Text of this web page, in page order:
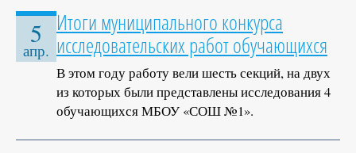
5
апр.
Итоги муниципального конкурса
исследовательских работ обучающихся
В этом году работу вели шесть секций, на двух
из которых были представлены исследования 4
обучающихся МБОУ «СОШ №1».